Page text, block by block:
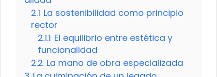
2.1 La sostenibilidad como principio
rector
2.1.1 El equilibrio entre estética y
funcionalidad
2.2 La mano de obra especializada